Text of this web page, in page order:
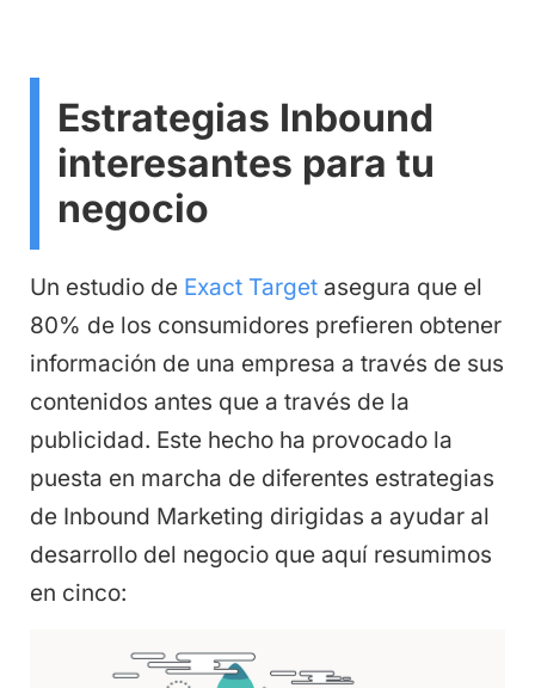
Estrategias Inbound
interesantes para tu
negocio
Un estudio de Exact Target asegura que el
80% de los consumidores prefieren obtener
información de una empresa a través de sus
contenidos antes que a través de la
publicidad. Este hecho ha provocado la
puesta en marcha de diferentes estrategias
de Inbound Marketing dirigidas a ayudar al
desarrollo del negocio que aquí resumimos
en cinco: